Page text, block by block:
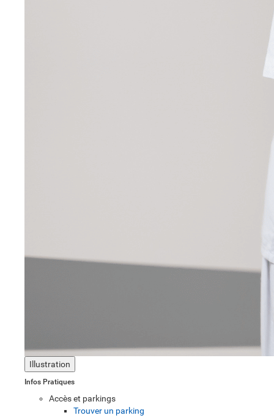
Illustration
Infos Pratiques
Accès et parkings
Trouver un parking